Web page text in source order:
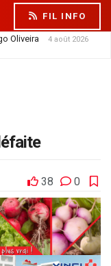
FIL INFO
Oliveira 4 août 2026
38 0